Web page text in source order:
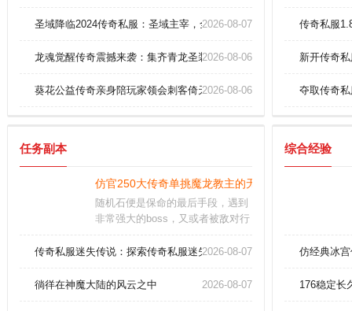
圣域降临2024传奇私服：圣域主宰，全图资源垄断战略指南！
2026-08-07
龙魂觉醒传奇震撼来袭：集齐青龙圣装触发终极神力
2026-08-06
葵花公益传奇亲身陪玩家领会刺客倚天辟地？
2026-08-06
传奇私服
新开传奇
夺取传奇
任务副本
仿官250大传奇单挑魔龙教主的无敌走位技巧！
随机石便是保命的最后手段，遇到
非常强大的boss，又或者被敌对行
事为背景，提供波澜壮阔的冒险体
而且前期单体BOSS也是没那么大
传奇私服迷失传说：探索传奇私服迷失传说版本，解开神秘之谜
2026-08-07
徜徉在神魔大陆的风云之中 2026-08-07
综合经验
仿经典冰
176稳定长